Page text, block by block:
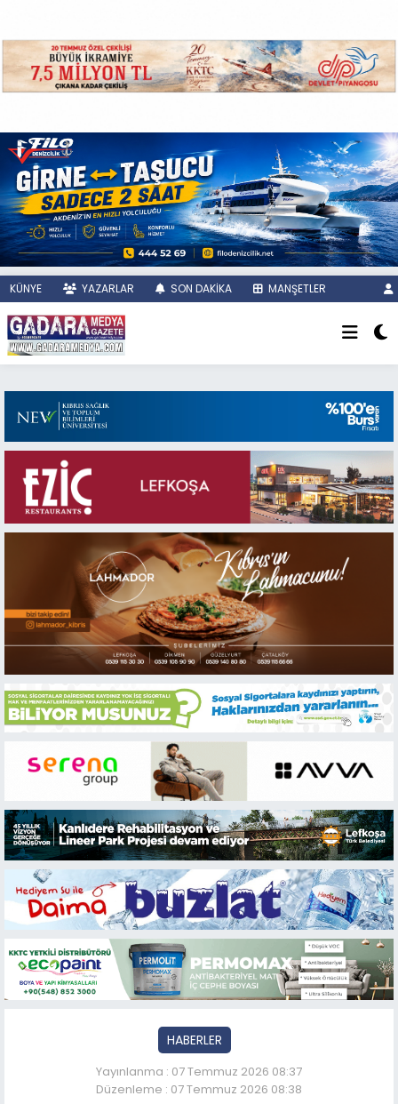
KÜNYE YAZARLAR SON DAKİKA MANŞETLER
HABERLER
Yayınlanma : 07 Temmuz 2026 08:37
Düzenleme : 07 Temmuz 2026 08:38